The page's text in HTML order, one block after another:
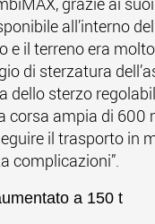
all’interno
e il terreno era
di sterzatura
dello sterzo
corsa ampia di 600
il trasporto in
complicazioni”.
a 150 t